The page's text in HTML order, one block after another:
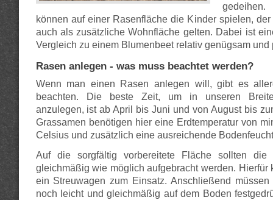
können auf einer Rasenfläche die Kinder spielen,
auch als zusätzliche Wohnfläche gelten. Dabei ist
Vergleich zu einem Blumenbeet relativ genügsam und
Rasen anlegen - was muss beachtet werden?
Wenn man einen Rasen anlegen will, gibt es
beachten. Die beste Zeit, um in unseren
anzulegen, ist ab April bis Juni und von August bis
Grassamen benötigen hier eine Erdtemperatur von
Celsius und zusätzlich eine ausreichende
Auf die sorgfältig vorbereitete Fläche sollten die
gleichmäßig wie möglich aufgebracht werden. Hierfür
ein Streuwagen zum Einsatz. Anschließend
noch leicht und gleichmäßig auf dem Boden